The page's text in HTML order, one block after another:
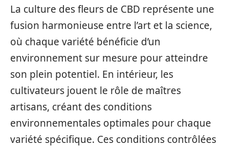
La culture des fleurs de CBD représente une
fusion harmonieuse entre l’art et la science,
où chaque variété bénéficie d’un
environnement sur mesure pour atteindre
son plein potentiel. En intérieur, les
cultivateurs jouent le rôle de maîtres
artisans, créant des conditions
environnementales optimales pour chaque
variété spécifique. Ces conditions contrôlées